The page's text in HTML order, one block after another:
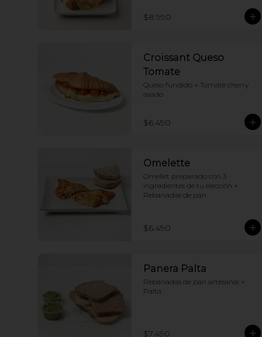
$8.990
Croissant Queso
Tomate
Queso fundido + Tomate cherry
asado
$6.490
Omelette
Omellet preparado con 3
ingredientes de tu elección +
Rebanadas de pan
$6.490
Panera Palta
Rebanadas de pan artesanal +
Palta.
$7.490